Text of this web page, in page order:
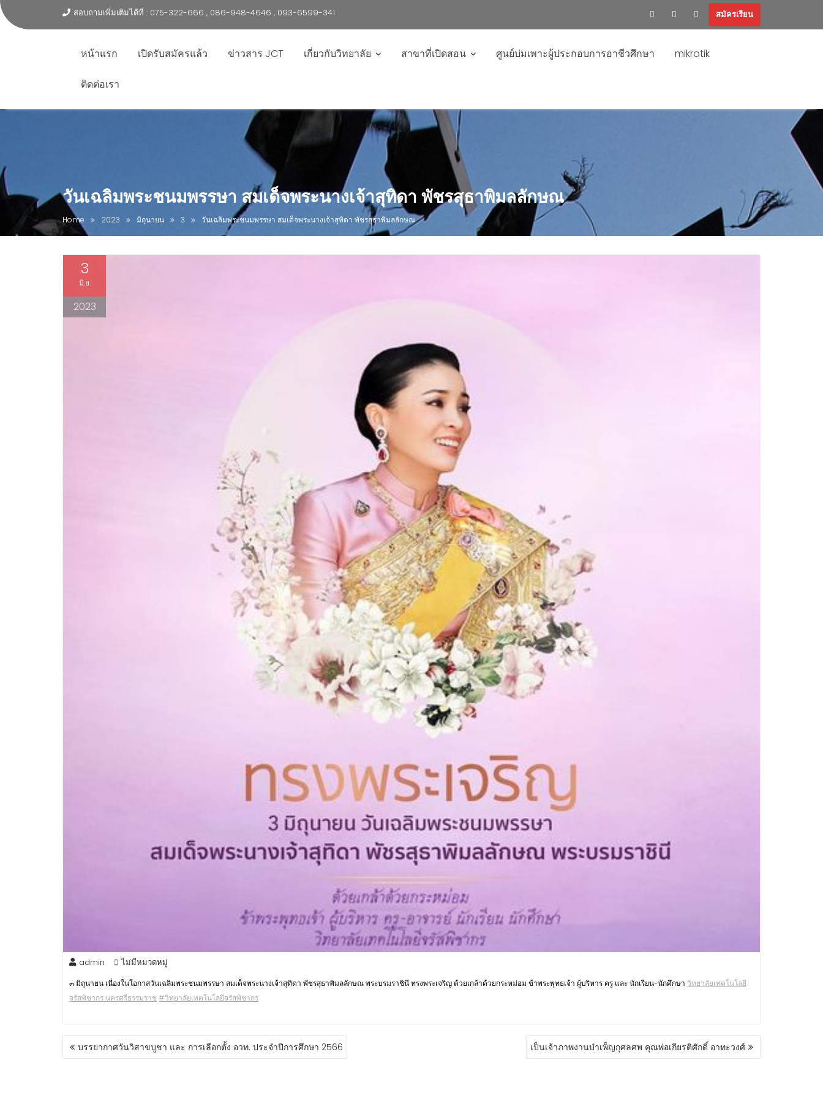
สอบถามเพิ่มเติมได้ที่ : 075-322-666 , 086-948-4646 , 093-6599-341 สมัครเรียน
หน้าแรก เปิดรับสมัครแล้ว ข่าวสาร JCT เกี่ยวกับวิทยาลัย สาขาที่เปิดสอน ศูนย์บ่มเพาะผู้ประกอบการอาชีวศึกษา mikrotik
ติดต่อเรา
วันเฉลิมพระชนมพรรษา สมเด็จพระนางเจ้าสุทิดา พัชรสุธาพิมลลักษณ
Home 2023 มิถุนายน 3 วันเฉลิมพระชนมพรรษา สมเด็จพระนางเจ้าสุทิดา พัชรสุธาพิมลลักษณ
3
มิ.ย.
2023
admin ไม่มีหมวดหมู่
๓ มิถุนายน เนื่องในโอกาสวันเฉลิมพระชนมพรรษา สมเด็จพระนางเจ้าสุทิดา พัชรสุธาพิมลลักษณ พระบรมราชินี ทรงพระเจริญ ด้วยเกล้าด้วยกระหม่อม ข้าพระพุทธเจ้า ผู้บริหาร ครู และ นักเรียน-นักศึกษา วิทยาลัยเทคโนโลยี
จรัสพิชากร นครศรีธรรมราช#วิทยาลัยเทคโนโลยีจรัสพิชากร
บรรยากาศวันวิสาขบูชา และ การเลือกตั้ง อวท. ประจำปีการศึกษา 2566 เป็นเจ้าภาพงานบำเพ็ญกุศลศพ คุณพ่อเกียรติศักดิ์ อาทะวงศ์